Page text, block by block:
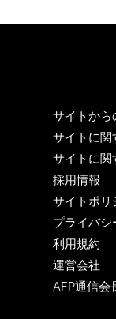
サイトから
サイトに関
サイトに関
採用情報
サイトポリ
プライバシ
利用規約
運営会社
AFP通信会